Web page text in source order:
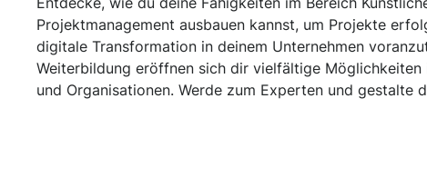
Projektmanagement ausbauen kannst, um Projekte
digitale Transformation in deinem Unternehmen
Weiterbildung eröffnen sich dir vielfältige Möglichkeiten
und Organisationen. Werde zum Experten und gestalte